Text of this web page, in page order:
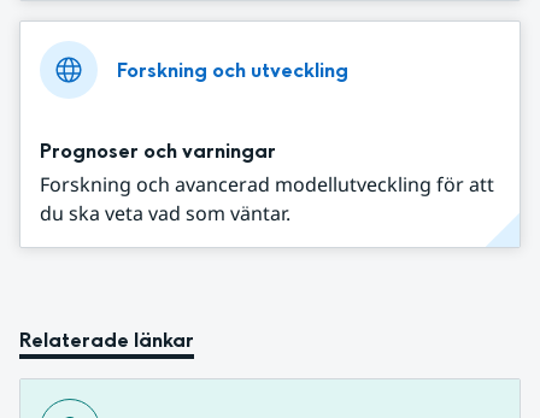
Forskning och utveckling
Prognoser och varningar
Forskning och avancerad modellutveckling för att
du ska veta vad som väntar.
Relaterade länkar